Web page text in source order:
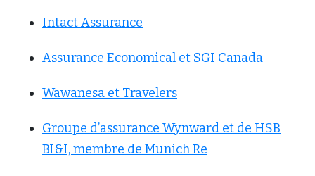
Intact Assurance
Assurance Economical et SGI Canada
Wawanesa et Travelers
Groupe d’assurance Wynward et de HSB
BI&I, membre de Munich Re